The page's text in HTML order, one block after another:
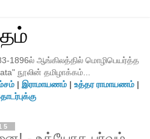
1896ல் ஆங்கிலத்தில் மொழிபெயர்த்த
நூலின் தமிழாக்கம்...
| இராமாயணம்| உத்தர ராமாயணம்|